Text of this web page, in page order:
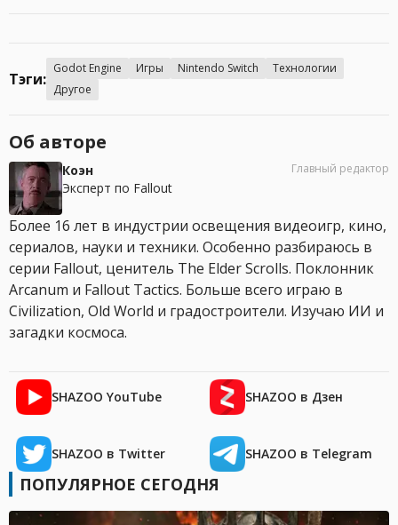
Тэги:
Godot Engine Игры Nintendo Switch
Технологии
Другое
Об авторе
Коэн
Эксперт по Fallout
Главный редактор
Более 16 лет в индустрии освещения видеоигр, кино,
сериалов, науки и техники. Особенно разбираюсь в
серии Fallout, ценитель The Elder Scrolls. Поклонник
Arcanum и Fallout Tactics. Больше всего играю в
Civilization, Old World и градостроители. Изучаю ИИ и
загадки космоса.
SHAZOO YouTube SHAZOO в Дзен
SHAZOO в Twitter SHAZOO в Telegram
ПОПУЛЯРНОЕ СЕГОДНЯ